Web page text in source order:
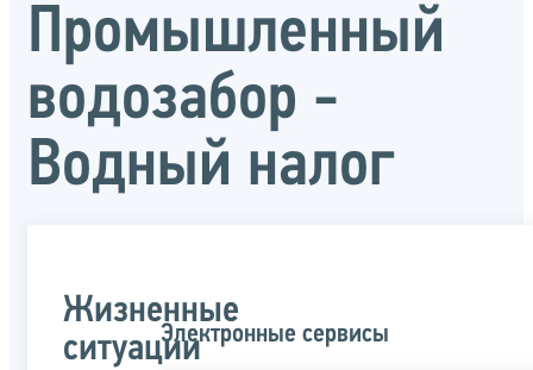
Промышленный
водозабор -
Водный налог
Жизненные
ситуацииЭлектронные сервисы